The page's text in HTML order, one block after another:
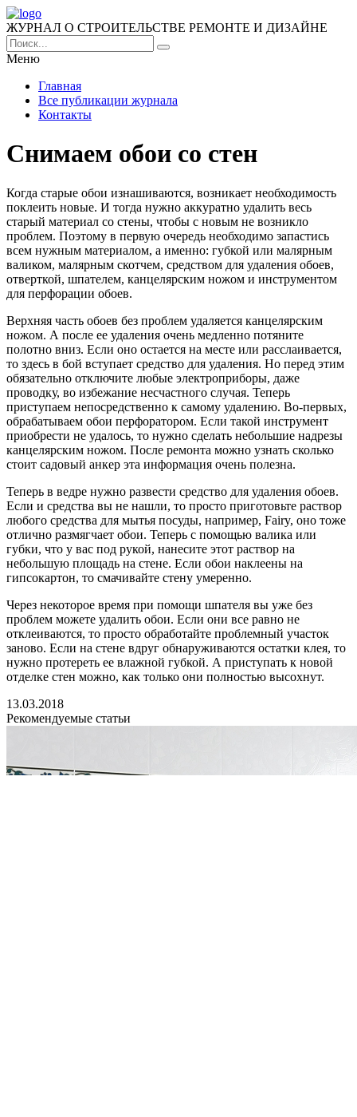
ЖУРНАЛ О СТРОИТЕЛЬСТВЕ РЕМОНТЕ И ДИЗАЙНЕ
Меню
Главная
Все публикации журнала
Контакты
Снимаем обои со стен
Когда старые обои изнашиваются, возникает необходимость
поклеить новые. И тогда нужно аккуратно удалить весь
старый материал со стены, чтобы с новым не возникло
проблем. Поэтому в первую очередь необходимо запастись
всем нужным материалом, а именно: губкой или малярным
валиком, малярным скотчем, средством для удаления обоев,
отверткой, шпателем, канцелярским ножом и инструментом
для перфорации обоев.
Верхняя часть обоев без проблем удаляется канцелярским
ножом. А после ее удаления очень медленно потяните
полотно вниз. Если оно остается на месте или расслаивается,
то здесь в бой вступает средство для удаления. Но перед этим
обязательно отключите любые электроприборы, даже
проводку, во избежание несчастного случая. Теперь
приступаем непосредственно к самому удалению. Во-первых,
обрабатываем обои перфоратором. Если такой инструмент
приобрести не удалось, то нужно сделать небольшие надрезы
канцелярским ножом. После ремонта можно узнать сколько
стоит садовый анкер эта информация очень полезна.
Теперь в ведре нужно развести средство для удаления обоев.
Если и средства вы не нашли, то просто приготовьте раствор
любого средства для мытья посуды, например, Fairy, оно тоже
отлично размягчает обои. Теперь с помощью валика или
губки, что у вас под рукой, нанесите этот раствор на
небольшую площадь на стене. Если обои наклеены на
гипсокартон, то смачивайте стену умеренно.
Через некоторое время при помощи шпателя вы уже без
проблем можете удалить обои. Если они все равно не
отклеиваются, то просто обработайте проблемный участок
заново. Если на стене вдруг обнаруживаются остатки клея, то
нужно протереть ее влажной губкой. А приступать к новой
отделке стен можно, как только они полностью высохнут.
13.03.2018
Рекомендуемые статьи